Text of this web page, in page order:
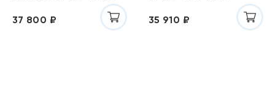
37 800 ₽ 35 910 ₽